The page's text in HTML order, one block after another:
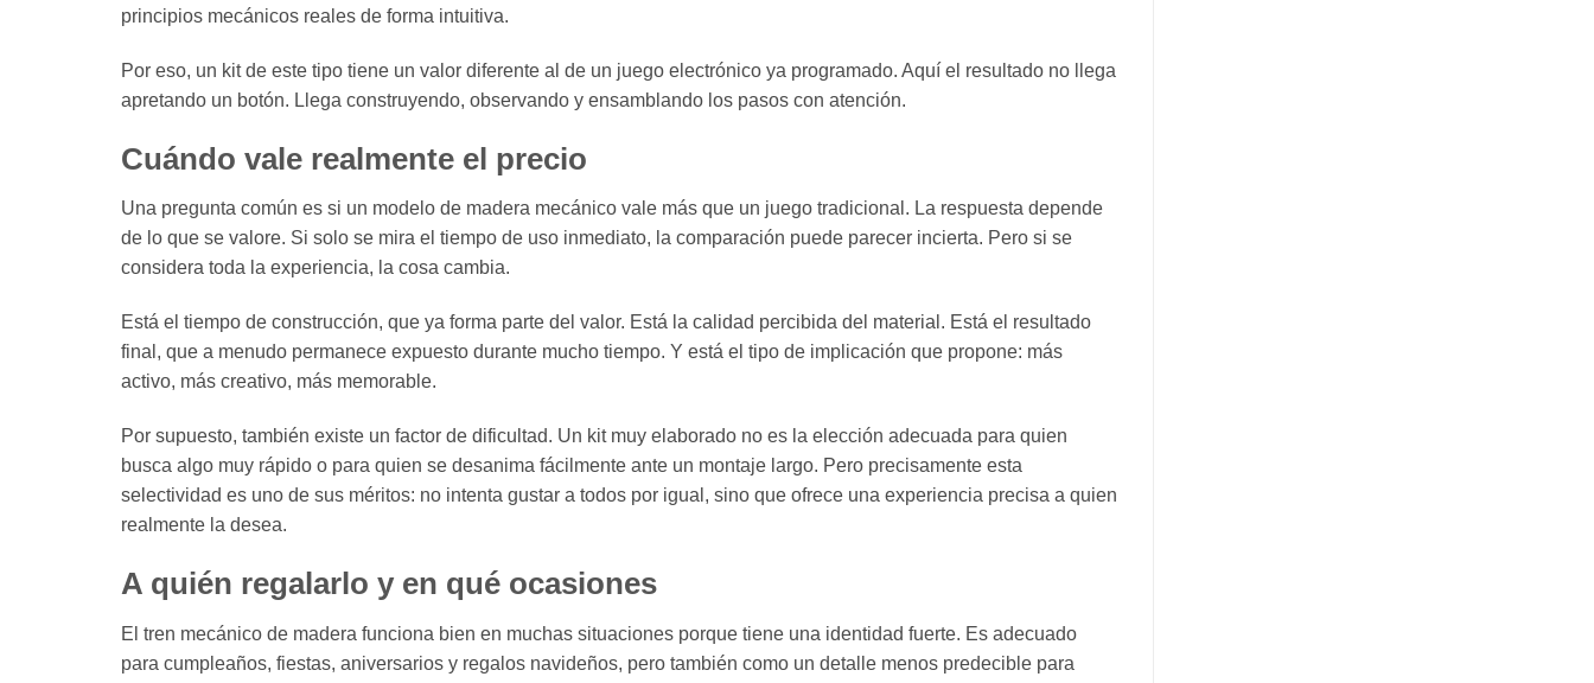
principios mecánicos reales de forma intuitiva.
Por eso, un kit de este tipo tiene un valor diferente al de un juego electrónico ya programado. Aquí el resultado no llega
apretando un botón. Llega construyendo, observando y ensamblando los pasos con atención.
Cuándo vale realmente el precio
Una pregunta común es si un modelo de madera mecánico vale más que un juego tradicional. La respuesta depende
de lo que se valore. Si solo se mira el tiempo de uso inmediato, la comparación puede parecer incierta. Pero si se
considera toda la experiencia, la cosa cambia.
Está el tiempo de construcción, que ya forma parte del valor. Está la calidad percibida del material. Está el resultado
final, que a menudo permanece expuesto durante mucho tiempo. Y está el tipo de implicación que propone: más
activo, más creativo, más memorable.
Por supuesto, también existe un factor de dificultad. Un kit muy elaborado no es la elección adecuada para quien
busca algo muy rápido o para quien se desanima fácilmente ante un montaje largo. Pero precisamente esta
selectividad es uno de sus méritos: no intenta gustar a todos por igual, sino que ofrece una experiencia precisa a quien
realmente la desea.
A quién regalarlo y en qué ocasiones
El tren mecánico de madera funciona bien en muchas situaciones porque tiene una identidad fuerte. Es adecuado
para cumpleaños, fiestas, aniversarios y regalos navideños, pero también como un detalle menos predecible para